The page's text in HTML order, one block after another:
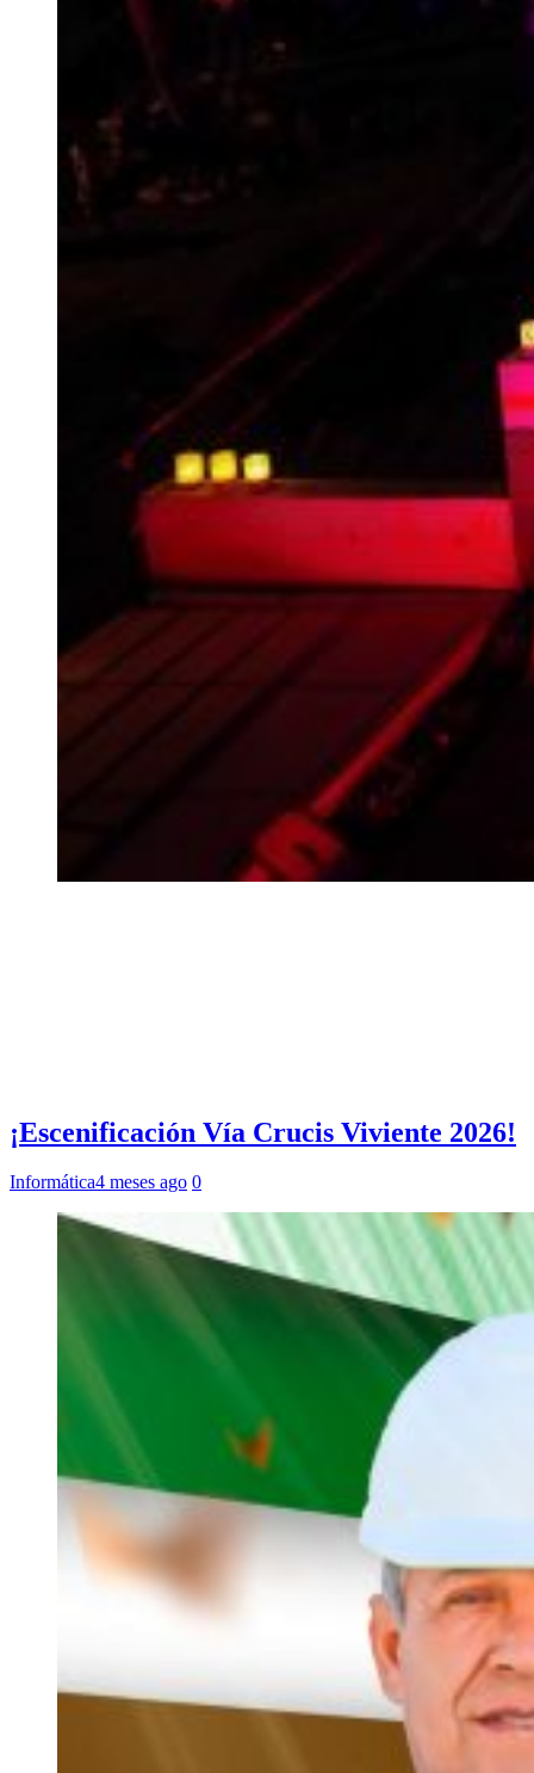
¡Escenificación Vía Crucis Viviente 2026!
Informática4 meses ago 0